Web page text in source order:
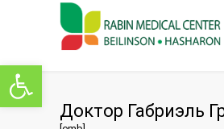
Открыть панель инструментов
Доктор Габриэль